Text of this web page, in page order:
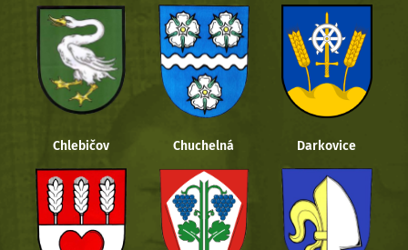
Chlebičov Chuchelná Darkovice